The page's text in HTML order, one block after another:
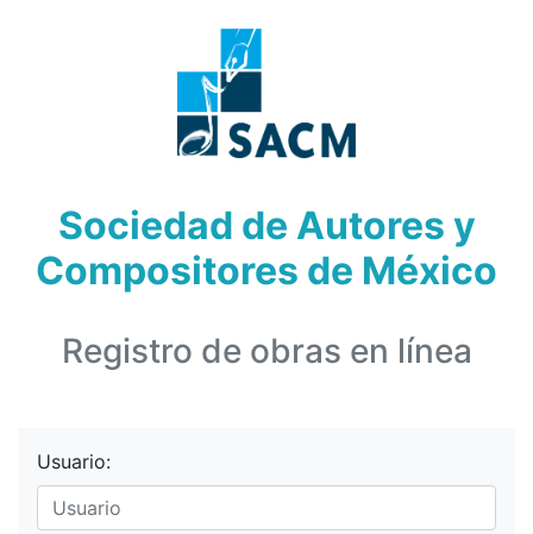
Sociedad de Autores y
Compositores de México
Registro de obras en línea
Usuario: